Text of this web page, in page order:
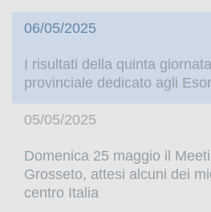
06/05/2025
I risultati della quinta
provinciale dedicato agli
05/05/2025
Domenica 25 maggio il
Grosseto, attesi alcuni dei
centro Italia